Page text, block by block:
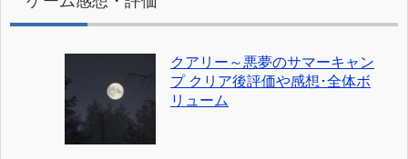
クアリー～悪夢のサマーキャン
プ クリア後評価や感想･全体ボ
リューム